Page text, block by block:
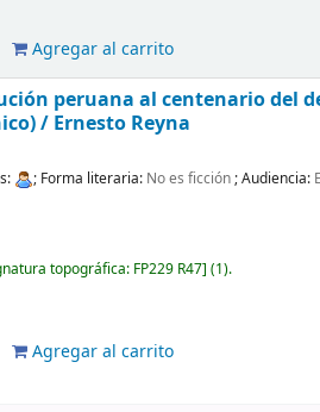
Agregar al carrito
peruana al centenario del
/ Ernesto Reyna
; Forma literaria: No es ficción; Audiencia:
topográfica: FP229 R47 (1).
Agregar al carrito